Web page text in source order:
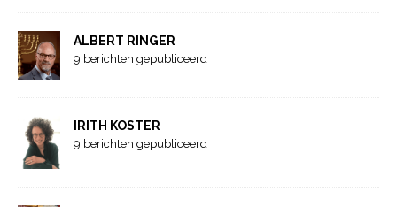
ALBERT RINGER
9 berichten gepubliceerd
IRITH KOSTER
9 berichten gepubliceerd